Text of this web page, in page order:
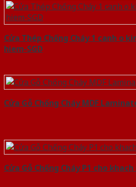
Cửa Thép Chống Cháy 1 canh o
hiem-SGD
Cửa Gỗ Chống Cháy MDF
Cửa Gỗ Chống Cháy P1 cho khach